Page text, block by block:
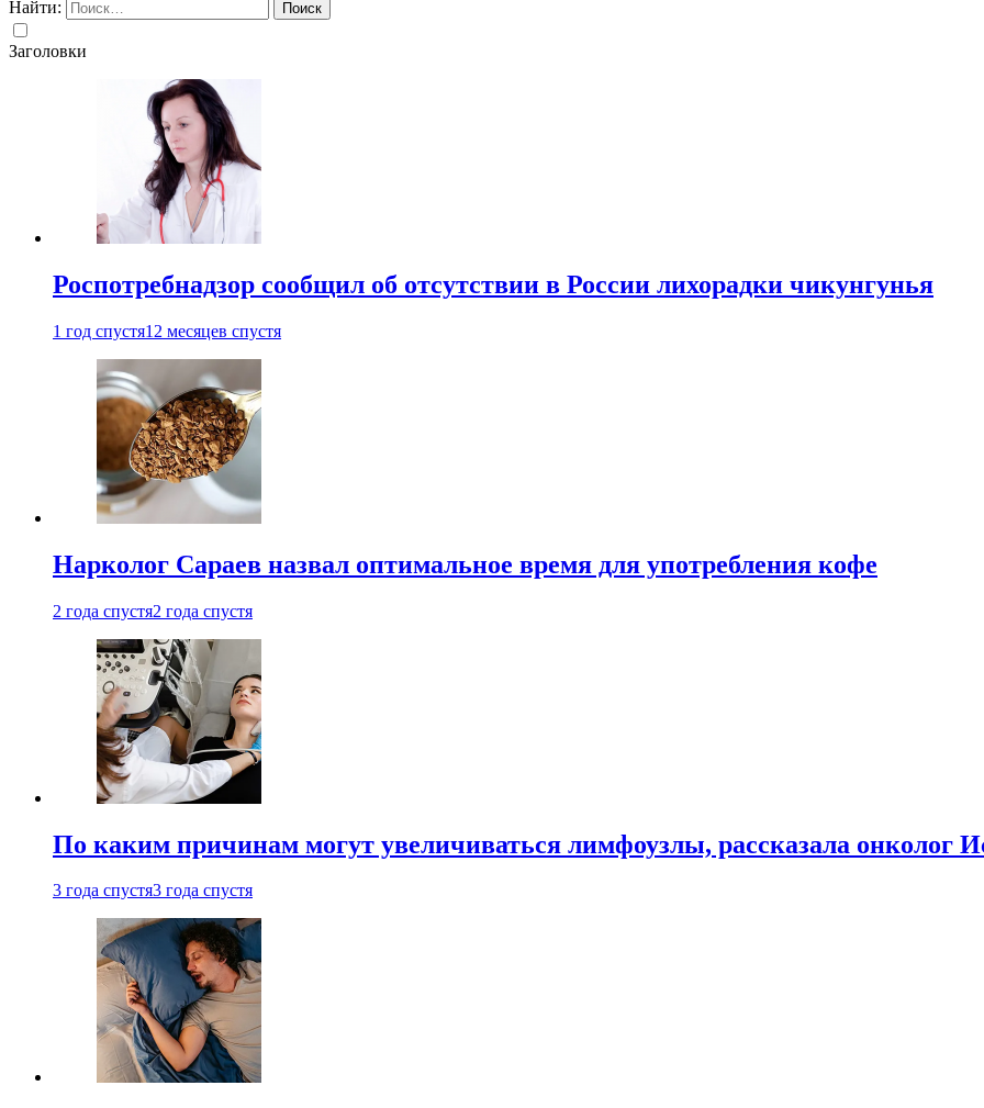
Найти:
Заголовки
Роспотребнадзор сообщил об отсутствии в России лихорадки чикунгунья
1 год спустя12 месяцев спустя
Нарколог Сараев назвал оптимальное время для употребления кофе
2 года спустя2 года спустя
По каким причинам могут увеличиваться лимфоузлы, рассказала онколог
3 года спустя3 года спустя